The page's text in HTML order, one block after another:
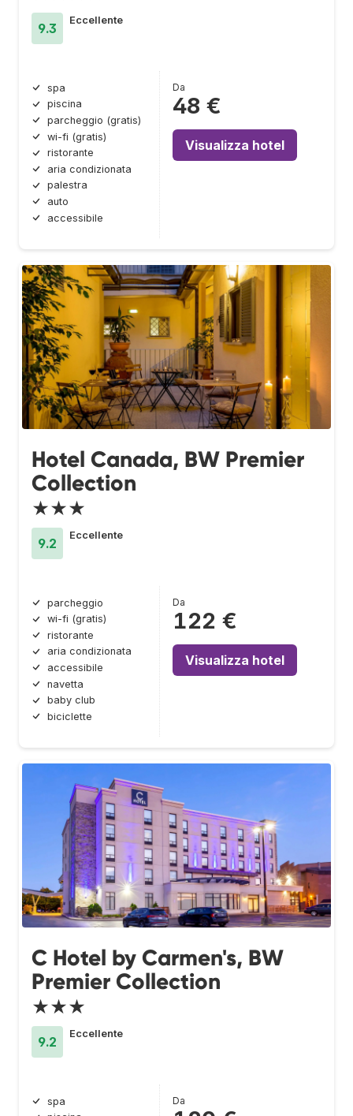
9.3
Eccellente
spa
piscina
parcheggio (gratis)
wi-fi (gratis)
ristorante
aria condizionata
palestra
auto
accessibile
Da
48 €
Visualizza hotel
Hotel Canada, BW Premier
Collection
★★★
9.2
Eccellente
parcheggio
wi-fi (gratis)
ristorante
aria condizionata
accessibile
navetta
baby club
biciclette
Da
122 €
Visualizza hotel
C Hotel by Carmen's, BW
Premier Collection
★★★
9.2
Eccellente
spa
Da